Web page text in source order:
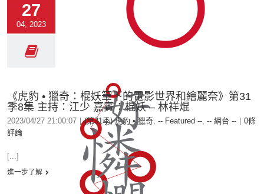
27
04, 2023
《虎豹 • 獵奇：棍妖筆下的電影世界和繪麗奈》第31
季8集 主持：江少 嘉賓：棍妖 – 林祥焜
2023/04/27 21:00:07 (第31季) 虎豹 • 獵奇, -- Featured --, -- 網台 --
0條
評論
[...]
進一步了解